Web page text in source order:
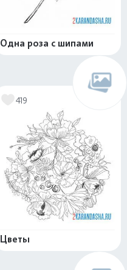
Одна роза с шипами
419
Цветы